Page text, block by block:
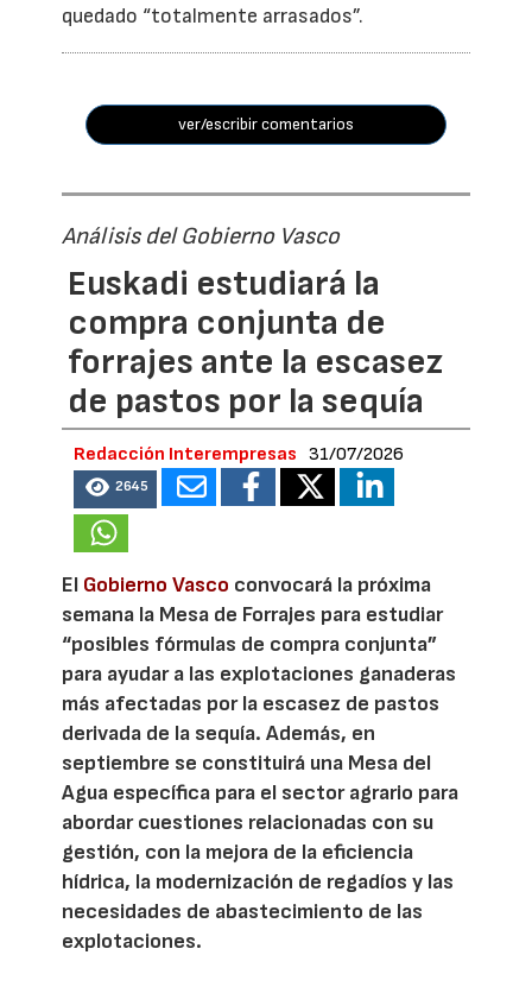
quedado “totalmente arrasados”.
ver/escribir comentarios
Análisis del Gobierno Vasco
Euskadi estudiará la
compra conjunta de
forrajes ante la escasez
de pastos por la sequía
Redacción Interempresas 31/07/2026
2645
El Gobierno Vasco convocará la próxima
semana la Mesa de Forrajes para estudiar
“posibles fórmulas de compra conjunta”
para ayudar a las explotaciones ganaderas
más afectadas por la escasez de pastos
derivada de la sequía. Además, en
septiembre se constituirá una Mesa del
Agua específica para el sector agrario para
abordar cuestiones relacionadas con su
gestión, con la mejora de la eficiencia
hídrica, la modernización de regadíos y las
necesidades de abastecimiento de las
explotaciones.